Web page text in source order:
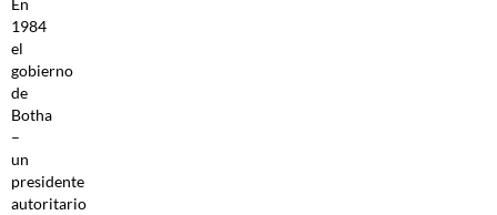
En
1984
el
gobierno
de
Botha
–
un
presidente
autoritario